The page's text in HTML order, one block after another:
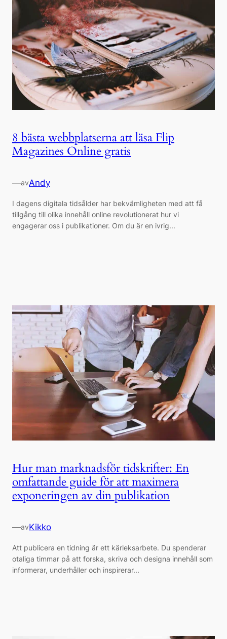
8 bästa webbplatserna att läsa Flip
Magazines Online gratis
—avAndy
I dagens digitala tidsålder har bekvämligheten med att få
tillgång till olika innehåll online revolutionerat hur vi
engagerar oss i publikationer. Om du är en ivrig...
Hur man marknadsför tidskrifter: En
omfattande guide för att maximera
exponeringen av din publikation
—avKikko
Att publicera en tidning är ett kärleksarbete. Du spenderar
otaliga timmar på att forska, skriva och designa innehåll som
informerar, underhåller och inspirerar...